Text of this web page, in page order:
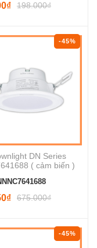
198.000₫
-45%
DN Series
( cảm biến )
675.000₫
-45%